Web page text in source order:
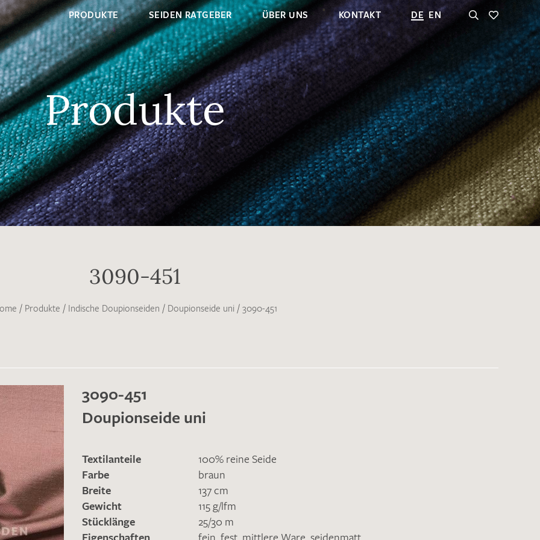
PRODUKTE SEIDEN RATGEBER ÜBER UNS KONTAKT DE EN
Produkte
3090-451
/ Produkte / Indische Doupionseiden / Doupionseide uni / 3090-451
3090-451
Doupionseide uni
Textilanteile
100% reine Seide
Farbe
braun
Breite
137 cm
Gewicht
115 g/lfm
Stücklänge
25/30 m
Eigenschaften
fein fest mittlere Ware seidenmatt